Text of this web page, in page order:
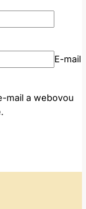
E-mail
mail a webovou